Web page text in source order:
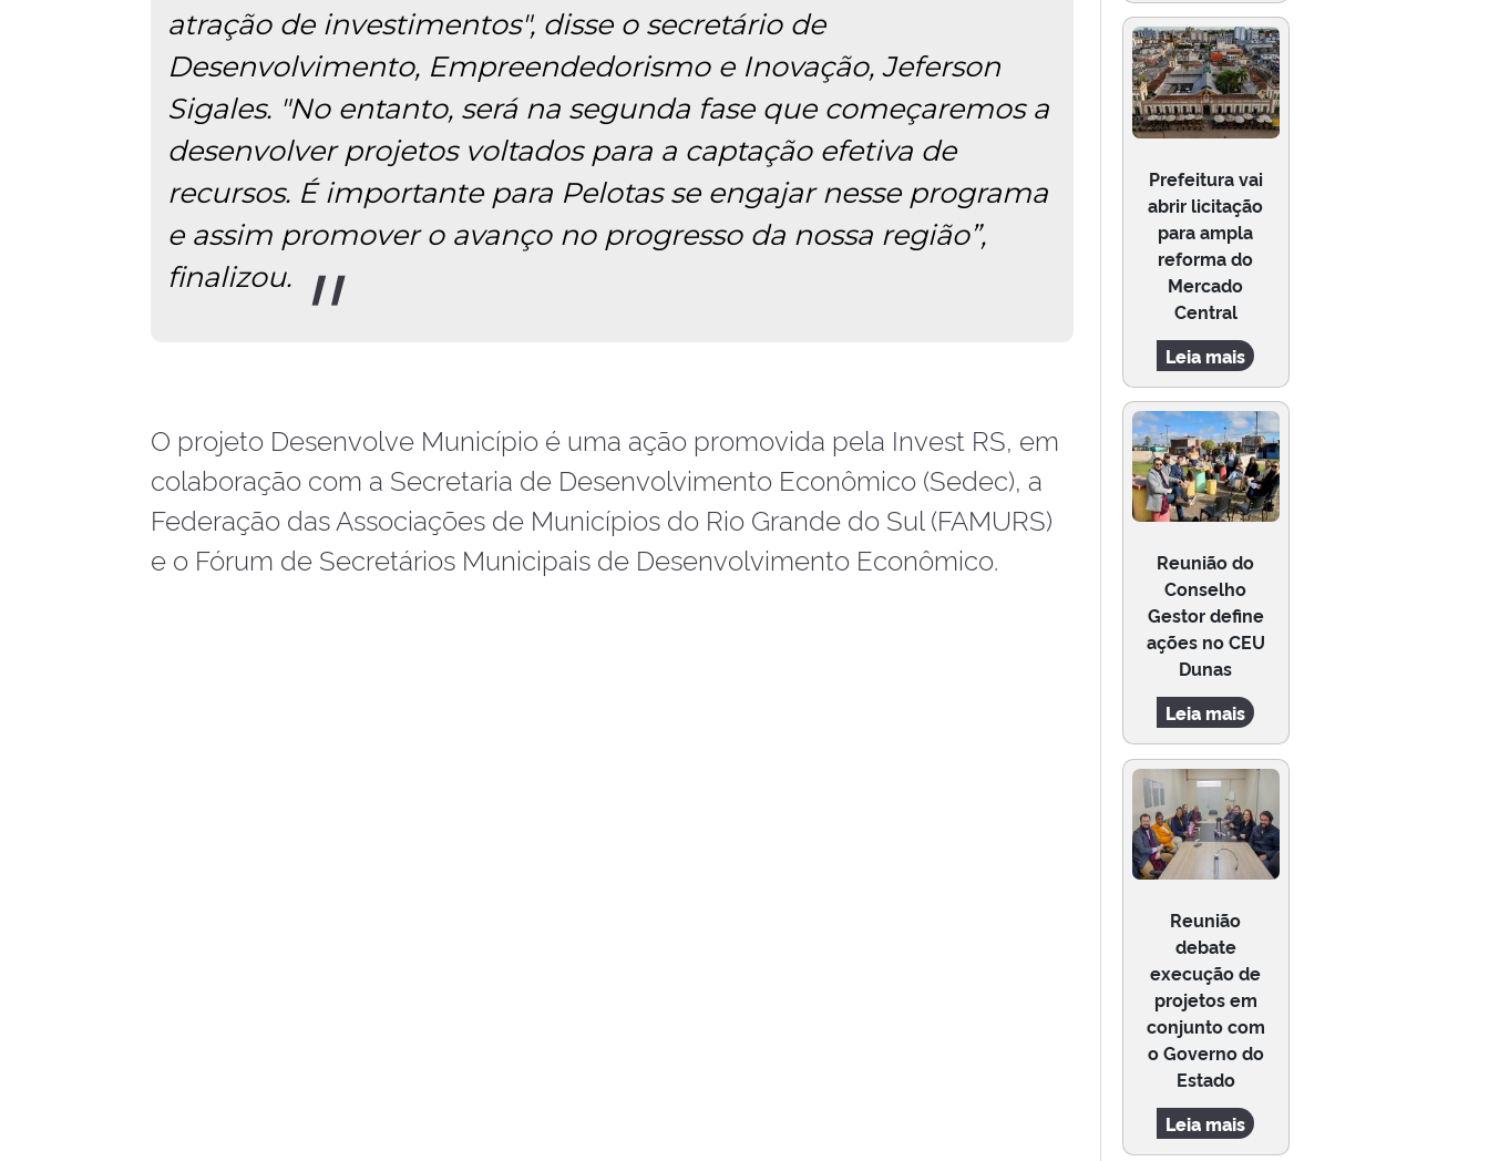
atração de investimentos", disse o secretário de
Desenvolvimento, Empreendedorismo e Inovação, Jeferson
Sigales. "No entanto, será na segunda fase que começaremos a
desenvolver projetos voltados para a captação efetiva de
recursos. É importante para Pelotas se engajar nesse programa
e assim promover o avanço no progresso da nossa região”,
finalizou.
O projeto Desenvolve Município é uma ação promovida pela Invest RS, em
colaboração com a Secretaria de Desenvolvimento Econômico (Sedec), a
Federação das Associações de Municípios do Rio Grande do Sul (FAMURS)
e o Fórum de Secretários Municipais de Desenvolvimento Econômico.
Prefeitura vai
abrir licitação
para ampla
reforma do
Mercado
Central
Leia mais
Reunião do
Conselho
Gestor define
ações no CEU
Dunas
Leia mais
Reunião
debate
execução de
projetos em
conjunto com
o Governo do
Estado
Leia mais